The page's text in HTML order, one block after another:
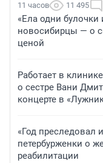
11 часов 11 495
«Ела одни
новосибирцы — о
ценой
Работает в
о сестре Вани
концерте в
«Год преследовал
петербурженки о
реабилитации